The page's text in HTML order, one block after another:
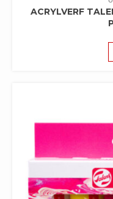
ACRYLVERF